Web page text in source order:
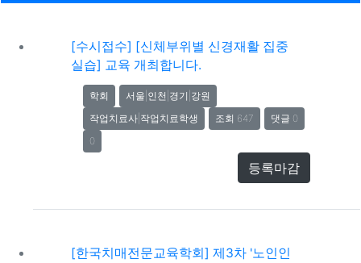
[수시접수] [신체부위별 신경재활 집중
실습] 교육 개최합니다.
학회
서울|인천|경기|강원
작업치료사|작업치료학생
조회 647
댓글 0
0
등록마감
[한국치매전문교육학회] 제3차 '노인인